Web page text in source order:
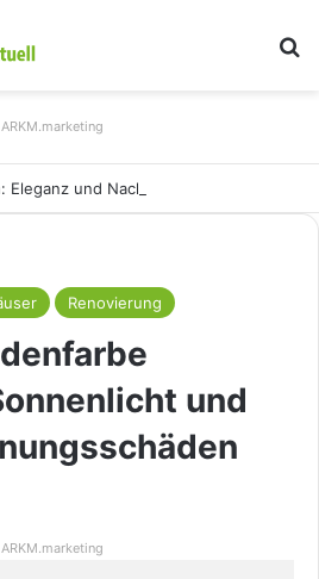
ARKM.marketing
Renovierung
und
ARKM.marketing